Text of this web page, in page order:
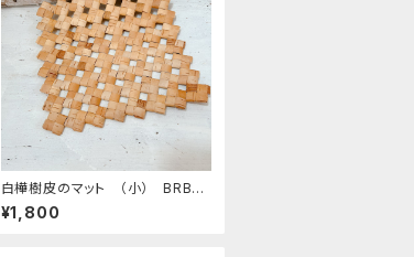
白樺樹皮のマット （小） BRB0
7
¥1,800